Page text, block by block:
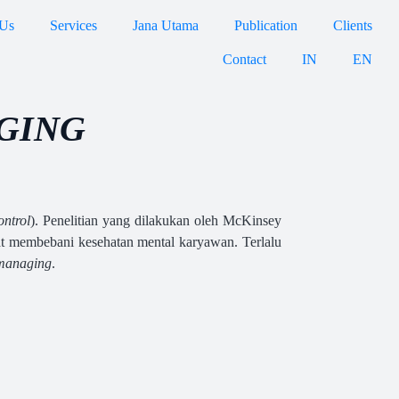
Services Jana Utama Publication Clients
Contact IN EN
). Penelitian yang dilakukan oleh McKinsey
kesehatan mental karyawan. Terlalu
.